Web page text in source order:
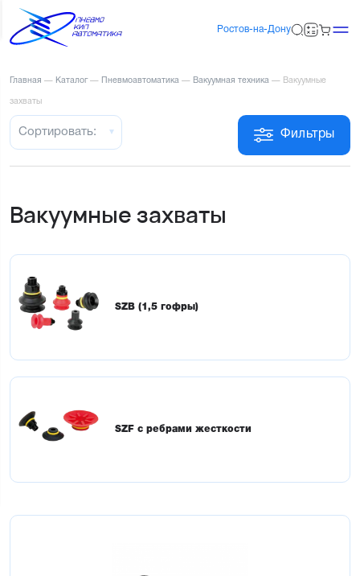
Ростов-на-Дону
Главная — Каталог — Пневмоавтоматика — Вакуумная техника — Вакуумные
захваты
Фильтры
Сортировать:
Вакуумные захваты
SZB (1,5 гофры)
SZF с ребрами жесткости